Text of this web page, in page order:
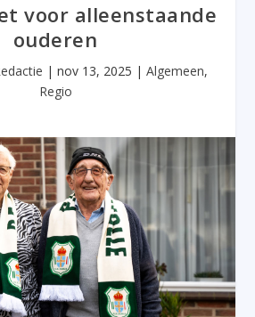
voor alleenstaande
ouderen
| nov 13, 2025 | Algemeen,
Regio